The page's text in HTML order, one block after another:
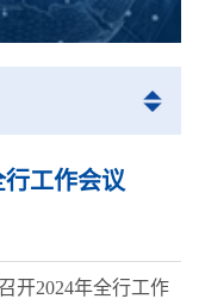
工作会议
开2024年全行工作